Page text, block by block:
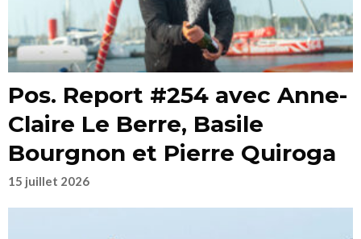
Pos. Report #254 avec Anne-
Claire Le Berre, Basile
Bourgnon et Pierre Quiroga
15 juillet 2026